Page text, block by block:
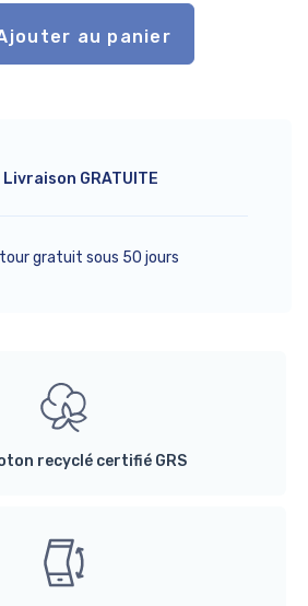
au panier
Livraison GRATUITE
gratuit sous 50 jours
recyclé certifié GRS